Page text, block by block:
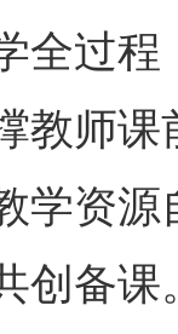
全过
教师
学资
创备